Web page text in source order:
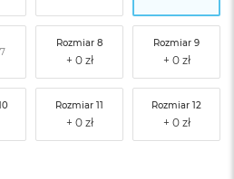
Rozmiar 8 Rozmiar 9
Rozmiar 11 Rozmiar 12